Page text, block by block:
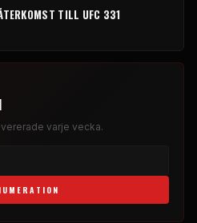
TILL UFC 331
varje vecka.